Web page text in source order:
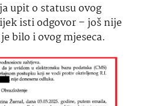
upit o statusu ovog
isti odgovor – još nije
bilo i ovog mjeseca.